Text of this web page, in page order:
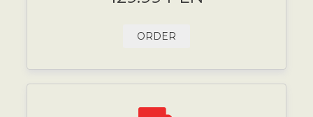
ORDER